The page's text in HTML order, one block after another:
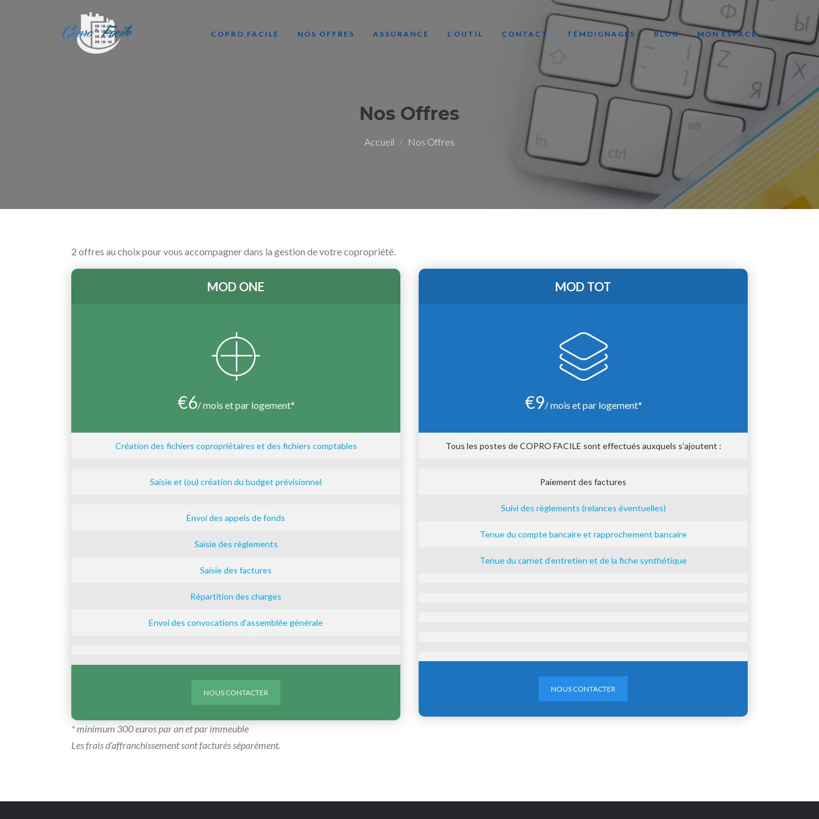
COPRO FACILE NOS OFFRES ASSURANCE L’OUTIL CONTACT TÉMOIGNAGES BLOG MON ESPACE
Nos Offres
Accueil Nos Offres
2 offres au choix pour vous accompagner dans la gestion de votre copropriété.
MOD ONE
€6/ mois et par logement*
Création des fichiers copropriétaires et des fichiers comptables
Saisie et (ou) création du budget prévisionnel
Envoi des appels de fonds
Saisie des règlements
Saisie des factures
Répartition des charges
Envoi des convocations d’assemblée générale
NOUS CONTACTER
MOD TOT
€9/ mois et par logement*
Tous les postes de COPRO FACILE sont effectués auxquels s’ajoutent :
Paiement des factures
Suivi des règlements (relances éventuelles)
Tenue du compte bancaire et rapprochement bancaire
Tenue du carnet d’entretien et de la fiche synthétique
NOUS CONTACTER
* minimum 300 euros par an et par immeuble
Les frais d’affranchissement sont facturés séparément.